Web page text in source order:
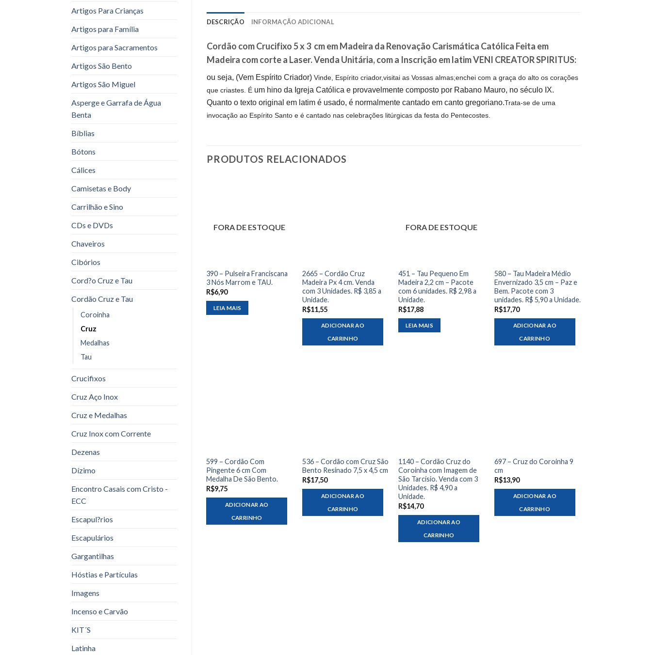
Artigos Para Crianças
Artigos para Família
Artigos para Sacramentos
Artigos São Bento
Artigos São Miguel
Asperge e Garrafa de Água
Benta
Bíblias
Bótons
Cálices
Camisetas e Body
Carrilhão e Sino
CDs e DVDs
Chaveiros
Cibórios
Cord?o Cruz e Tau
Cordão Cruz e Tau
Coroinha
Cruz
Medalhas
Tau
Crucifixos
Cruz Aço Inox
Cruz e Medalhas
Cruz Inox com Corrente
Dezenas
Dízimo
Encontro Casais com Cristo -
ECC
Escapul?rios
Escapulários
Gargantilhas
Hóstias e Partículas
Imagens
Incenso e Carvão
KIT´S
Latinha
DESCRIÇÃO INFORMAÇÃO ADICIONAL
Cordão com Crucifixo 5 x 3 cm em Madeira da Renovação Carismática Católica Feita em
Madeira com corte a Laser. Venda Unitária, com a Inscrição em latim VENI CREATOR SPIRITUS:
ou seja, (Vem Espírito Criador) Vinde, Espírito criador,visitai as Vossas almas;enchei com a graça do alto os corações
que criastes. Éum hino da Igreja Católica e provavelmente composto por Rabano Mauro, no século IX.
Quanto o texto original em latim é usado, é normalmente cantado em canto gregoriano.Trata-se de uma
invocação ao Espírito Santo e é cantado nas celebrações litúrgicas da festa do Pentecostes.
PRODUTOS RELACIONADOS
FORA DE ESTOQUE
390 – Pulseira Franciscana
3 Nós Marrom e TAU.
R$6,90
LEIA MAIS
2665 – Cordão Cruz
Madeira Px 4 cm. Venda
com 3 Unidades. R$ 3,85 a
Unidade.
R$11,55
ADICIONAR AO
CARRINHO
FORA DE ESTOQUE
451 – Tau Pequeno Em
Madeira 2,2 cm – Pacote
com 6 unidades. R$ 2,98 a
Unidade.
R$17,88
LEIA MAIS
580 – Tau Madeira Médio
Envernizado 3,5 cm – Paz e
Bem. Pacote com 3
unidades. R$ 5,90 a Unidade.
R$17,70
ADICIONAR AO
CARRINHO
599 – Cordão Com
Pingente 6 cm Com
Medalha De São Bento.
R$9,75
ADICIONAR AO
CARRINHO
536 – Cordão com Cruz São
Bento Resinado 7,5 x 4,5 cm
R$17,50
ADICIONAR AO
CARRINHO
1140 – Cordão Cruz do
Coroinha com Imagem de
São Tarcísio. Venda com 3
Unidades. R$ 4,90 a
Unidade.
R$14,70
ADICIONAR AO
CARRINHO
697 – Cruz do Coroinha 9
cm
R$13,90
ADICIONAR AO
CARRINHO